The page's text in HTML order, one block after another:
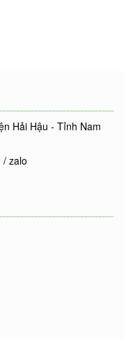
Hải Hậu - Tỉnh Nam
/ zalo